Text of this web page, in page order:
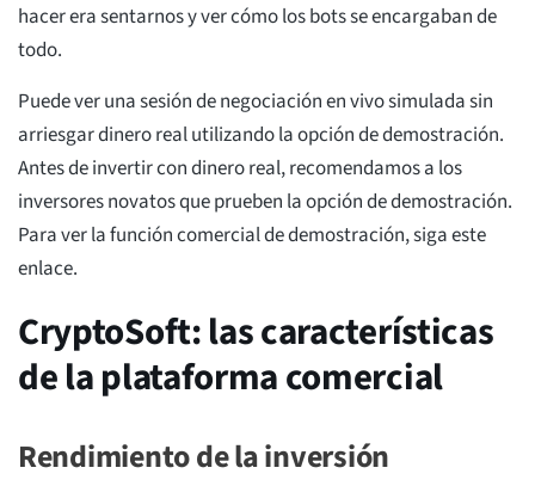
hacer era sentarnos y ver cómo los bots se encargaban de
todo.
Puede ver una sesión de negociación en vivo simulada sin
arriesgar dinero real utilizando la opción de demostración.
Antes de invertir con dinero real, recomendamos a los
inversores novatos que prueben la opción de demostración.
Para ver la función comercial de demostración, siga este
enlace.
CryptoSoft: las características
de la plataforma comercial
Rendimiento de la inversión